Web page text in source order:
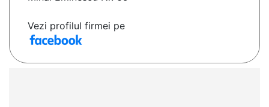
Vezi profilul firmei pe